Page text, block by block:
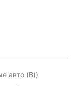
авто (B))